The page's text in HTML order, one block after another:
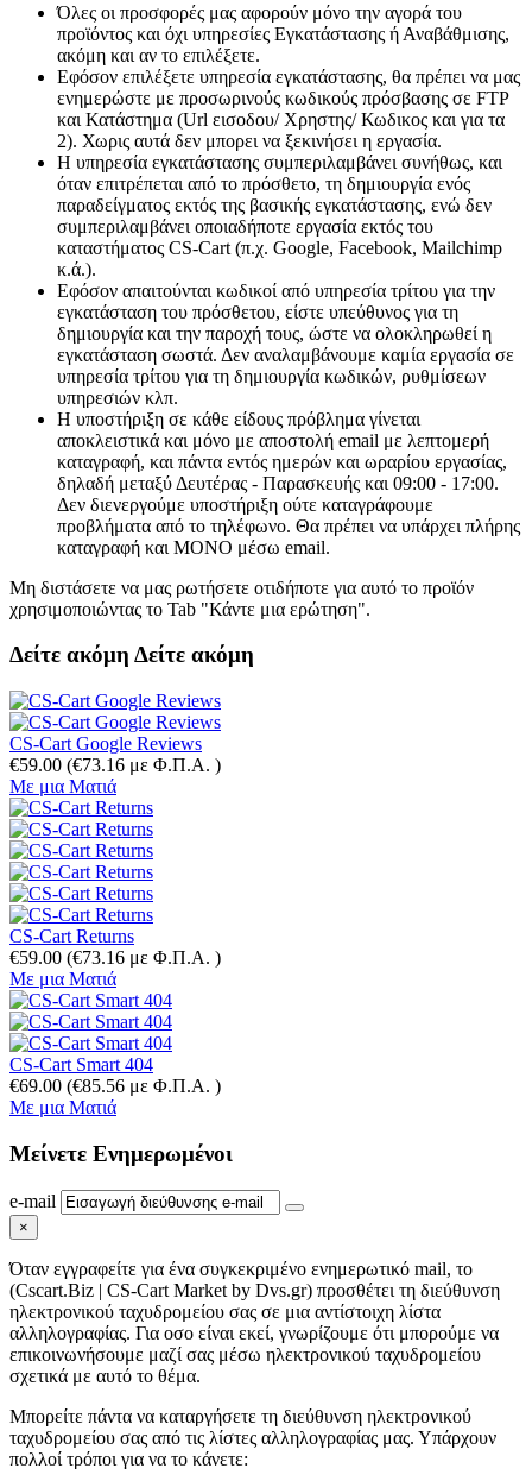
Όλες οι προσφορές μας αφορούν μόνο την αγορά του
προϊόντος και όχι υπηρεσίες Εγκατάστασης ή Αναβάθμισης,
ακόμη και αν το επιλέξετε.
Εφόσον επιλέξετε υπηρεσία εγκατάστασης, θα πρέπει να μας
ενημερώστε με προσωρινούς κωδικούς πρόσβασης σε FTP
και Κατάστημα (Url εισοδου/ Χρηστης/ Κωδικος και για τα
2). Χωρις αυτά δεν μπορει να ξεκινήσει η εργασία.
Η υπηρεσία εγκατάστασης συμπεριλαμβάνει συνήθως, και
όταν επιτρέπεται από το πρόσθετο, τη δημιουργία ενός
παραδείγματος εκτός της βασικής εγκατάστασης, ενώ δεν
συμπεριλαμβάνει οποιαδήποτε εργασία εκτός του
καταστήματος CS-Cart (π.χ. Google, Facebook, Mailchimp
κ.ά.).
Εφόσον απαιτούνται κωδικοί από υπηρεσία τρίτου για την
εγκατάσταση του πρόσθετου, είστε υπεύθυνος για τη
δημιουργία και την παροχή τους, ώστε να ολοκληρωθεί η
εγκατάσταση σωστά. Δεν αναλαμβάνουμε καμία εργασία σε
υπηρεσία τρίτου για τη δημιουργία κωδικών, ρυθμίσεων
υπηρεσιών κλπ.
Η υποστήριξη σε κάθε είδους πρόβλημα γίνεται
αποκλειστικά και μόνο με αποστολή email με λεπτομερή
καταγραφή, και πάντα εντός ημερών και ωραρίου εργασίας,
δηλαδή μεταξύ Δευτέρας - Παρασκευής και 09:00 - 17:00.
Δεν διενεργούμε υποστήριξη ούτε καταγράφουμε
προβλήματα από το τηλέφωνο. Θα πρέπει να υπάρχει πλήρης
καταγραφή και ΜΟΝΟ μέσω email.
Μη διστάσετε να μας ρωτήσετε οτιδήποτε για αυτό το προϊόν
χρησιμοποιώντας το Tab "Κάντε μια ερώτηση".
Δείτε ακόμη Δείτε ακόμη
CS-Cart Google Reviews
€59.00 (€73.16 με Φ.Π.Α. )
Με μια Ματιά
CS-Cart Returns
€59.00 (€73.16 με Φ.Π.Α. )
Με μια Ματιά
CS-Cart Smart 404
€69.00 (€85.56 με Φ.Π.Α. )
Με μια Ματιά
Μείνετε Ενημερωμένοι
e-mail
×
Όταν εγγραφείτε για ένα συγκεκριμένο ενημερωτικό mail, το
(Cscart.Biz | CS-Cart Market by Dvs.gr) προσθέτει τη διεύθυνση
ηλεκτρονικού ταχυδρομείου σας σε μια αντίστοιχη λίστα
αλληλογραφίας. Για οσο είναι εκεί, γνωρίζουμε ότι μπορούμε να
επικοινωνήσουμε μαζί σας μέσω ηλεκτρονικού ταχυδρομείου
σχετικά με αυτό το θέμα.
Μπορείτε πάντα να καταργήσετε τη διεύθυνση ηλεκτρονικού
ταχυδρομείου σας από τις λίστες αλληλογραφίας μας. Υπάρχουν
πολλοί τρόποι για να το κάνετε: